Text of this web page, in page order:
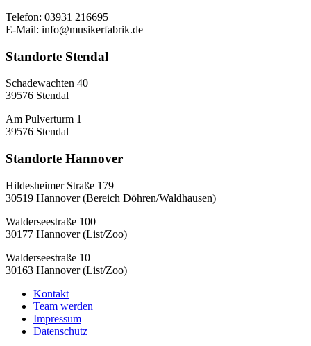
Telefon: 03931 216695
E-Mail: info@musikerfabrik.de
Standorte Stendal
Schadewachten 40
39576 Stendal
Am Pulverturm 1
39576 Stendal
Standorte Hannover
Hildesheimer Straße 179
30519 Hannover (Bereich Döhren/Waldhausen)
Walderseestraße 100
30177 Hannover (List/Zoo)
Walderseestraße 10
30163 Hannover (List/Zoo)
Kontakt
Team werden
Impressum
Datenschutz